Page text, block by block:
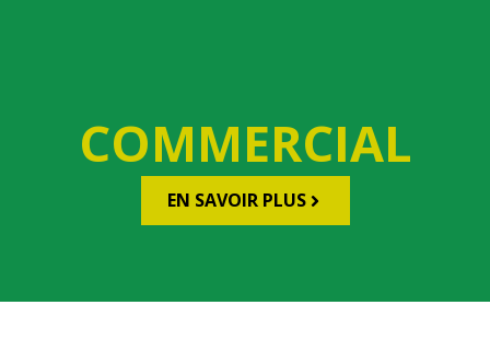
COMMERCIAL
EN SAVOIR PLUS